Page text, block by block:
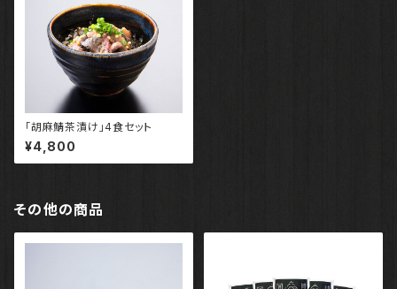
「胡麻鯖茶漬け」4食セット
¥4,800
その他の商品